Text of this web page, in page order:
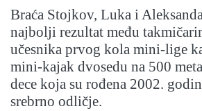
Braća Stojkov, Luka i
najbolji rezultat među
učesnika prvog kola mini-lige
mini-kajak dvosedu na 500
dece koja su rođena 2002.
srebrno odličje.